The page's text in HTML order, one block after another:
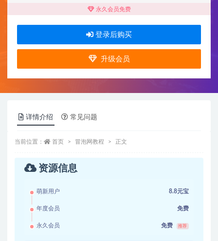
永久会员免费
登录后购买
升级会员
详情介绍 常见问题
当前位置： 首页 冒泡网教程 正文
资源信息
萌新用户 8.8元宝
年度会员 免费
永久会员 免费 推荐